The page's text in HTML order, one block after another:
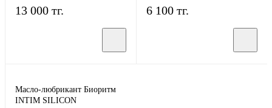
13 000 тг. 6 100 тг.
Масло-любрикант Биоритм
INTIM SILICON